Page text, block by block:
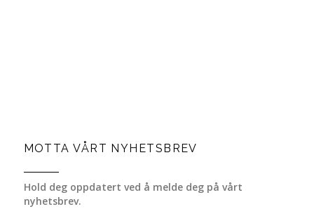
MOTTA VÅRT NYHETSBREV
Hold deg oppdatert ved å melde deg på vårt
nyhetsbrev.